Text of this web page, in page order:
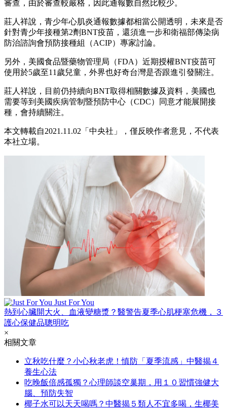
審查，由於審查較嚴格，因此通報數自然比較少。
莊人祥說，青少年心肌炎通報數據都相當公開透明，未來是否
針對青少年接種第2劑BNT疫苗，還須進一步和衛福部傳染病
防治諮詢會預防接種組（ACIP）專家討論。
另外，美國食品暨藥物管理局（FDA）近期授權BNT疫苗可
使用於5歲至11歲兒童，外界也好奇台灣是否跟進引發關注。
莊人祥說，目前仍持續向BNT取得相關數據及資料，美國也
需要等到美國疾病管制暨預防中心（CDC）同意才能展開接
種，會持續關注。
本文轉載自2021.11.02「中央社」，僅反映作者意見，不代表
本社立場。
Just For You
熱到心臟開大火、血液變糖漿？醫警告夏季心肌梗塞危機，３
護心保健品聰明吃
×
相關文章
立秋吃什麼？小心秋老虎！慎防「夏季流感」中醫揭４
養生心法
吃晚飯倍感孤獨？心理師談空巢期，用１０習慣強健大
腦、預防失智
椰子水可以天天喝嗎？中醫揭５類人不宜多喝，生椰美